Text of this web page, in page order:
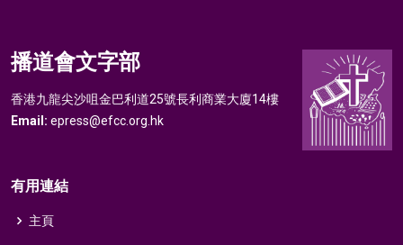
播道會文字部
香港九龍尖沙咀金巴利道25號長利商業大廈14樓
Email: epress@efcc.org.hk
有用連結
主頁